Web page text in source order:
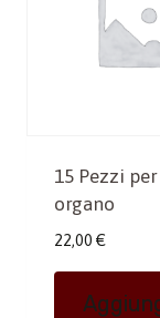
15 Pezzi per
organo
22,00 €